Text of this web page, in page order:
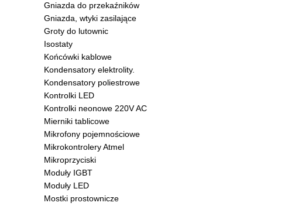
Gniazda do przekaźników
Gniazda, wtyki zasilające
Groty do lutownic
Isostaty
Końcówki kablowe
Kondensatory elektrolity.
Kondensatory poliestrowe
Kontrolki LED
Kontrolki neonowe 220V AC
Mierniki tablicowe
Mikrofony pojemnościowe
Mikrokontrolery Atmel
Mikroprzyciski
Moduły IGBT
Moduły LED
Mostki prostownicze